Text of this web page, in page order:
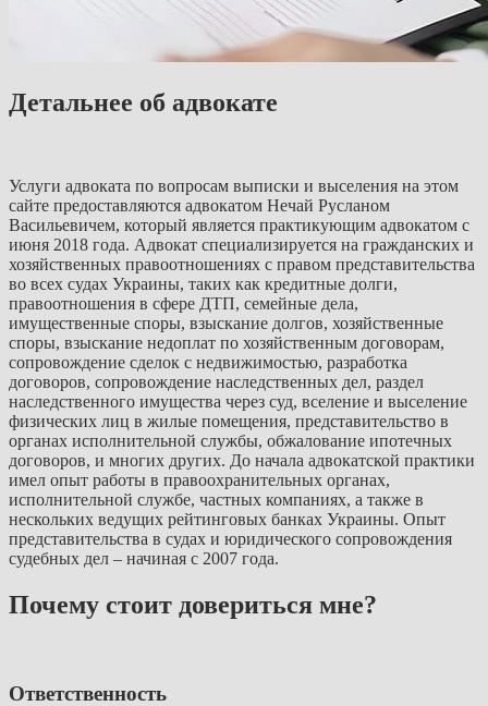
Детальнее об адвокате
Услуги адвоката по вопросам выписки и выселения на этом
сайте предоставляются адвокатом Нечай Русланом
Васильевичем, который является практикующим адвокатом с
июня 2018 года. Адвокат специализируется на гражданских и
хозяйственных правоотношениях с правом представительства
во всех судах Украины, таких как кредитные долги,
правоотношения в сфере ДТП, семейные дела,
имущественные споры, взыскание долгов, хозяйственные
споры, взыскание недоплат по хозяйственным договорам,
сопровождение сделок с недвижимостью, разработка
договоров, сопровождение наследственных дел, раздел
наследственного имущества через суд, вселение и выселение
физических лиц в жилые помещения, представительство в
органах исполнительной службы, обжалование ипотечных
договоров, и многих других. До начала адвокатской практики
имел опыт работы в правоохранительных органах,
исполнительной службе, частных компаниях, а также в
нескольких ведущих рейтинговых банках Украины. Опыт
представительства в судах и юридического сопровождения
судебных дел – начиная с 2007 года.
Почему стоит довериться мне?
Ответственность